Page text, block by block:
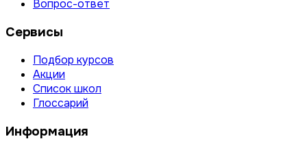
Вопрос-ответ
Сервисы
Подбор курсов
Акции
Список школ
Глоссарий
Информация